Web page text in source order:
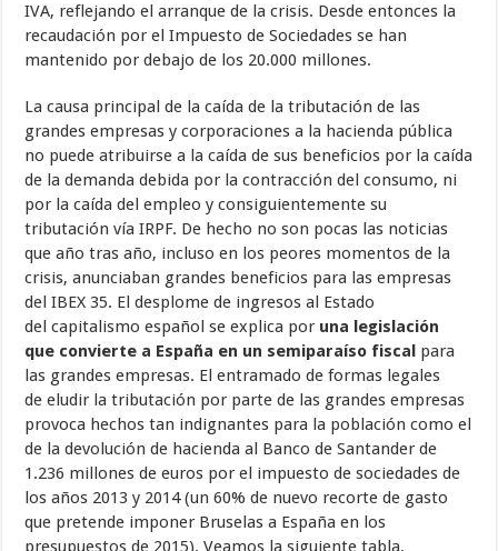
IVA, reflejando el arranque de la crisis. Desde entonces la
recaudación por el Impuesto de Sociedades se han
mantenido por debajo de los 20.000 millones.
La causa principal de la caída de la tributación de las
grandes empresas y corporaciones a la hacienda pública
no puede atribuirse a la caída de sus beneficios por la caída
de la demanda debida por la contracción del consumo, ni
por la caída del empleo y consiguientemente su
tributación vía IRPF. De hecho no son pocas las noticias
que año tras año, incluso en los peores momentos de la
crisis, anunciaban grandes beneficios para las empresas
del IBEX 35. El desplome de ingresos al Estado
del capitalismo español se explica por una legislación
que convierte a España en un semiparaíso fiscal para
las grandes empresas. El entramado de formas legales
de eludir la tributación por parte de las grandes empresas
provoca hechos tan indignantes para la población como el
de la devolución de hacienda al Banco de Santander de
1.236 millones de euros por el impuesto de sociedades de
los años 2013 y 2014 (un 60% de nuevo recorte de gasto
que pretende imponer Bruselas a España en los
presupuestos de 2015). Veamos la siguiente tabla.